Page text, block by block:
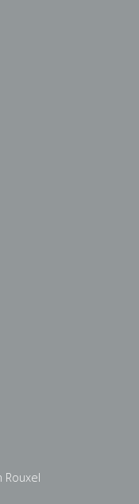
Rouxel